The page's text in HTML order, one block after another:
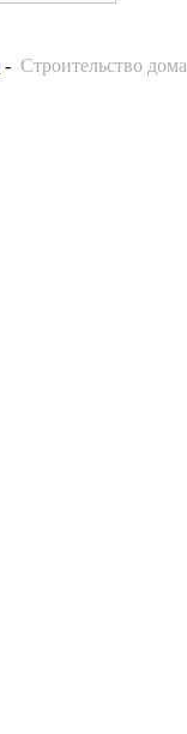
- Строительство дома